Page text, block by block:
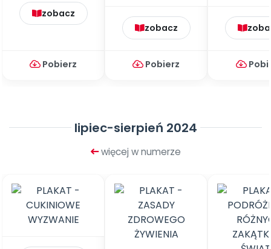
zobacz
Pobierz
zobacz
Pobierz
lipiec-sierpień 2024
więcej w numerze